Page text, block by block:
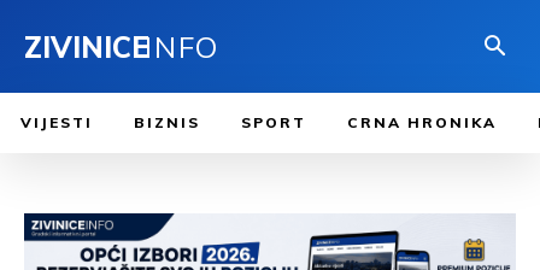
ZIVINICEINFO
VIJESTI BIZNIS SPORT CRNA HRONIKA